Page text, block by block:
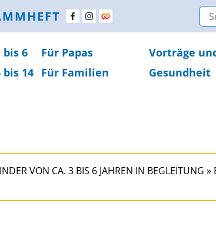
bis 6 Für Papas
Vorträge
14 Für Familien Gesundheit
VON CA. 3 BIS 6 JAHREN IN BEGLEITUNG »